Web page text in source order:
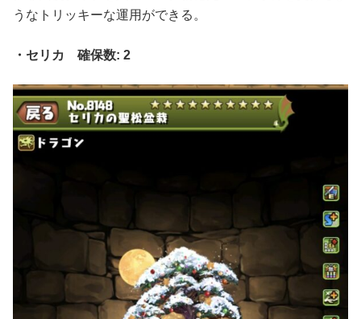
うなトリッキーな運用ができる。
・セリカ 確保数: 2